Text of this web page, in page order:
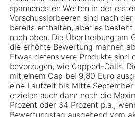
spannendsten Werten in der
Vorschusslorbeeren sind nach
bereits enthalten, aber es
nach oben. Die Übertreibung am
die erhöhte Bewertung mahnen
Etwas defensivere Produkte sind
bevorzugen, wie Capped-Calls.
mit einem Cap bei 9,80 Euro
eine Laufzeit bis Mitte
erzielen auch dann noch die
Prozent oder 34 Prozent p.a.,
Bewertungstag ausgehend vom